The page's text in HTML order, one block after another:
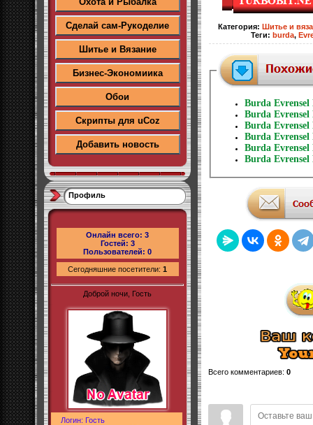
Сделай сам-Рукоделие
Шитье и Вязание
Бизнес-Экономиика
Обои
Скрипты для uCoz
Добавить новость
Профиль
Онлайн всего: 3
Гостей: 3
Пользователей: 0
Сегодняшние посетители: 1
Доброй ночи, Гость
Логин: Гость
Категория: Шитье и
Теги: burda,
Burda
Burda
Burda
Burda
Burda
Burda
Всего комментариев: 0